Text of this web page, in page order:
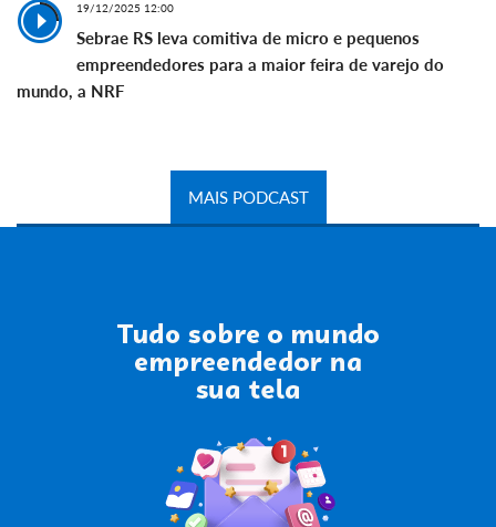
19/12/2025 12:00
Sebrae RS leva comitiva de micro e pequenos
empreendedores para a maior feira de varejo do
mundo, a NRF
MAIS PODCAST